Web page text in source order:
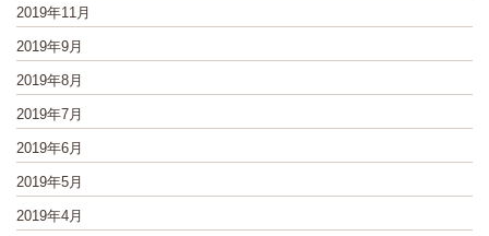
2019年11月
2019年9月
2019年8月
2019年7月
2019年6月
2019年5月
2019年4月